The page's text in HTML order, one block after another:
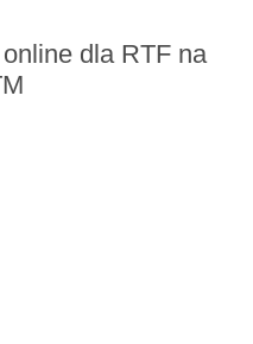
dla RTF na